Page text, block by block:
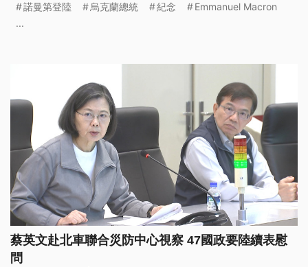
諾曼第登陸 烏克蘭總統 紀念
Emmanuel Macron
...
蔡英文赴北車聯合災防中心視察 47國政要陸續表慰
問